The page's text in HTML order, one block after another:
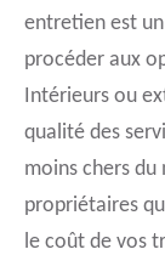
entretien est
procéder aux
Intérieurs ou
qualité des
moins chers
propriétaires
le coût de vos